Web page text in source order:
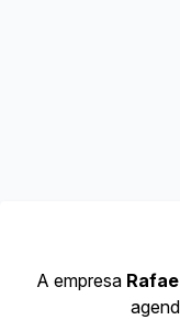
A empresa